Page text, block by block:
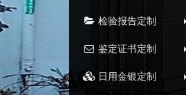
检验报告定制
鉴定证书定制
日用金银定制